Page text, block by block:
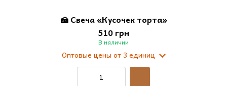
🍰 Свеча «Кусочек торта»
510 грн
В наличии
Оптовые цены от 3 единиц